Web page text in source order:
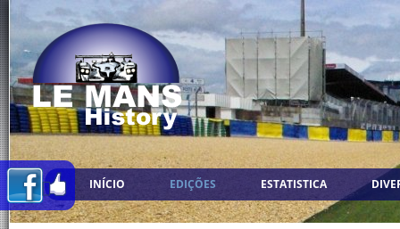
INÍCIO EDIÇÕES ESTATISTICA